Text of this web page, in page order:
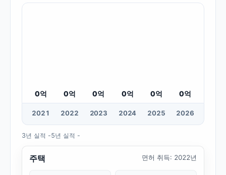
0억 0억 0억 0억 0억 0억
2021 2022 2023 2024 2025 2026
3년 실적 -5년 실적 -
주택 면허 취득: 2022년